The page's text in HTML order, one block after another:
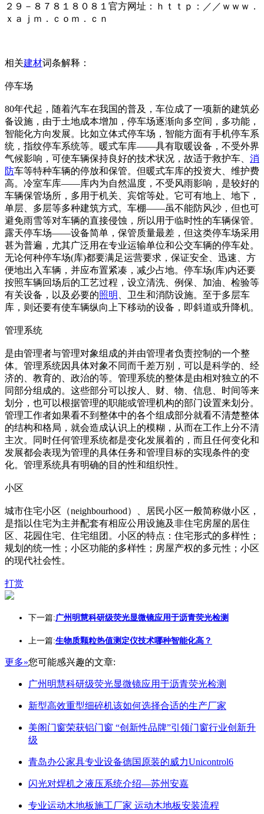
２９－８７８１８０８１官方网址：ｈｔｔｐ：／／ｗｗｗ．
ｘａｊｍ．ｃｏｍ．ｃｎ
相关建材词条解释：
停车场
80年代起，随着汽车在我国的普及，车位成了一项新的建筑必
备设施，由于土地成本增加，停车场逐渐向多空间，多功能，
智能化方向发展。比如立体式停车场，智能方面有手机停车系
统，指纹停车系统等。暖式车库——具有取暖设备，不受外界
气候影响，可使车辆保持良好的技术状况，故适于救护车、 消
防车等特种车辆的停放和保管。但暖式车库的投资大、维护费
高。冷室车库——库内为自然温度，不受风雨影响，是较好的
车辆保管场所，多用于机关、宾馆等处。它可有地上、地下，
单层、多层等多种建筑方式。车棚——虽不能防风沙，但也可
避免雨雪等对车辆的直接侵蚀，所以用于临时性的车辆保管。
露天停车场——设备简单，保管质量最差，但这类停车场采用
甚为普遍，尤其广泛用在专业运输单位和公交车辆的停车处。
无论何种停车场(库)都要满足运营要求，保证安全、迅速、方
便地出入车辆，并应布置紧凑，减少占地。停车场(库)内还要
按照车辆回场后的工艺过程，设立清洗、例保、加油、检验等
有关设备，以及必要的照明
、卫生和消防设施。至于多层车
库，则还要有使车辆纵向上下移动的设备，即斜道或升降机。
管理系统
是由管理者与管理对象组成的并由管理者负责控制的一个整
体。管理系统因具体对象不同而千差万别，可以是科学的、经
济的、教育的、政治的等。管理系统的整体是由相对独立的不
同部分组成的。这些部分可以按人、财、物、信息、时间等来
划分，也可以根据管理的职能或管理机构的部门设置来划分。
管理工作者如果看不到整体中的各个组成部分就看不清楚整体
的结构和格局，就会造成认识上的模糊，从而在工作上分不清
主次。同时任何管理系统都是变化发展着的，而且任何变化和
发展都会表现为管理的具体任务和管理目标的实现条件的变
化。管理系统具有明确的目的性和组织性。
小区
城市住宅小区（neighbourhood）、居民小区一般简称做小区，
是指以住宅为主并配套有相应公用设施及非住宅房屋的居住
区、花园住宅、住宅组团。小区的特点：住宅形式的多样性；
规划的统一性；小区功能的多样性；房屋产权的多元性；小区
的现代社会性。
打赏
下一篇:广州明慧科研级荧光显微镜应用于沥青荧光检测
上一篇:生物质颗粒热值测定仪技术哪种智能化高？
更多»您可能感兴趣的文章:
广州明慧科研级荧光显微镜应用于沥青荧光检测
新型高效重型细碎机该如何选择合适的生产厂家
美阁门窗荣获铝门窗 “创新性品牌”引领门窗行业创新升
级
青岛办公家具专业设备德国原装的威力Unicontrol6
闪光对焊机之液压系统介绍—苏州安嘉
专业运动木地板施工厂家 运动木地板安装流程